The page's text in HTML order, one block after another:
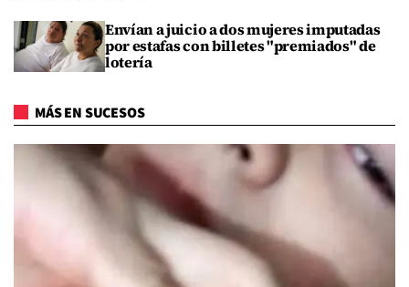
Envían a juicio a dos mujeres imputadas
por estafas con billetes "premiados" de
lotería
MÁS EN SUCESOS